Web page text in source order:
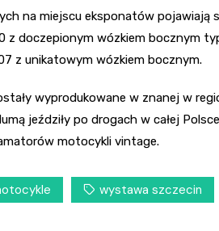
na miejscu eksponatów pojawiają
z doczepionym wózkiem bocznym
z unikatowym wózkiem bocznym.
wyprodukowane w znanej w
jeździły po drogach w całej
motocykli vintage.
wystawa szczecin